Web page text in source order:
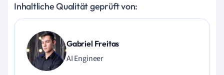
Inhaltliche Qualität geprüft von:
Gabriel Freitas
AI Engineer